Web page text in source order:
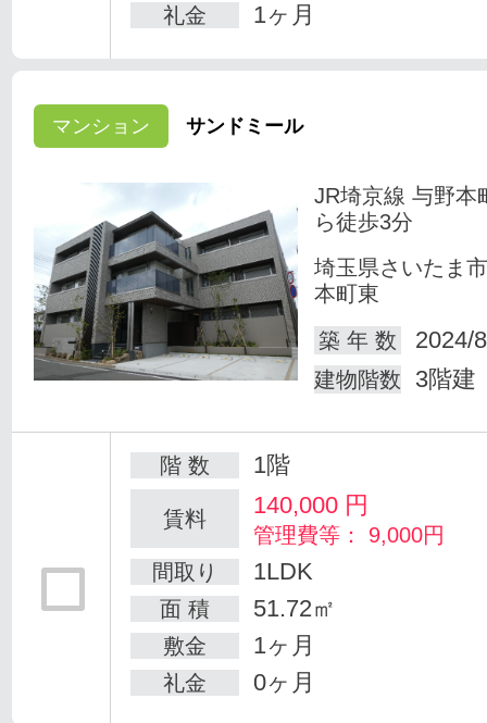
礼金 1ヶ月
マンション サンドミール
JR埼京線 与野本
ら徒歩3分
埼玉県さいたま
本町東
築 年 数
2024/
建物階数 3階建
階 数 1階
賃料 140,000 円
管理費等： 9,000円
間取り
1LDK
面 積 51.72㎡
敷金 1ヶ月
礼金 0ヶ月